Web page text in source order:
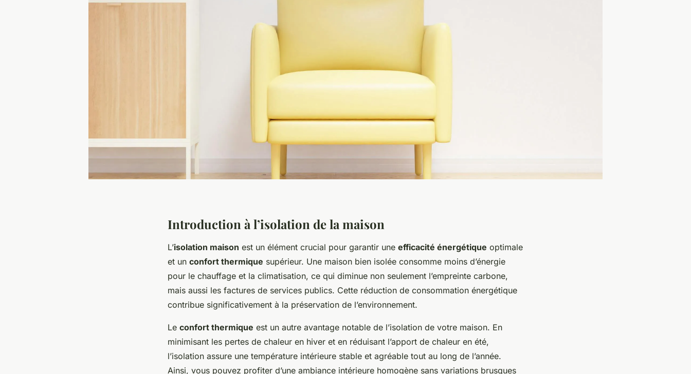
Introduction à l’isolation de la maison
L’isolation maison est un élément crucial pour garantir une efficacité énergétique optimale
et un confort thermique supérieur. Une maison bien isolée consomme moins d’énergie
pour le chauffage et la climatisation, ce qui diminue non seulement l’empreinte carbone,
mais aussi les factures de services publics. Cette réduction de consommation énergétique
contribue significativement à la préservation de l’environnement.
Le confort thermique est un autre avantage notable de l’isolation de votre maison. En
minimisant les pertes de chaleur en hiver et en réduisant l’apport de chaleur en été,
l’isolation assure une température intérieure stable et agréable tout au long de l’année.
Ainsi, vous pouvez profiter d’une ambiance intérieure homogène sans variations brusques